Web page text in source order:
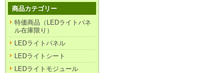
商品カテゴリー
特価商品（LEDライトパネ
ル在庫限り）
LEDライトパネル
LEDライトシート
LEDライトモジュール